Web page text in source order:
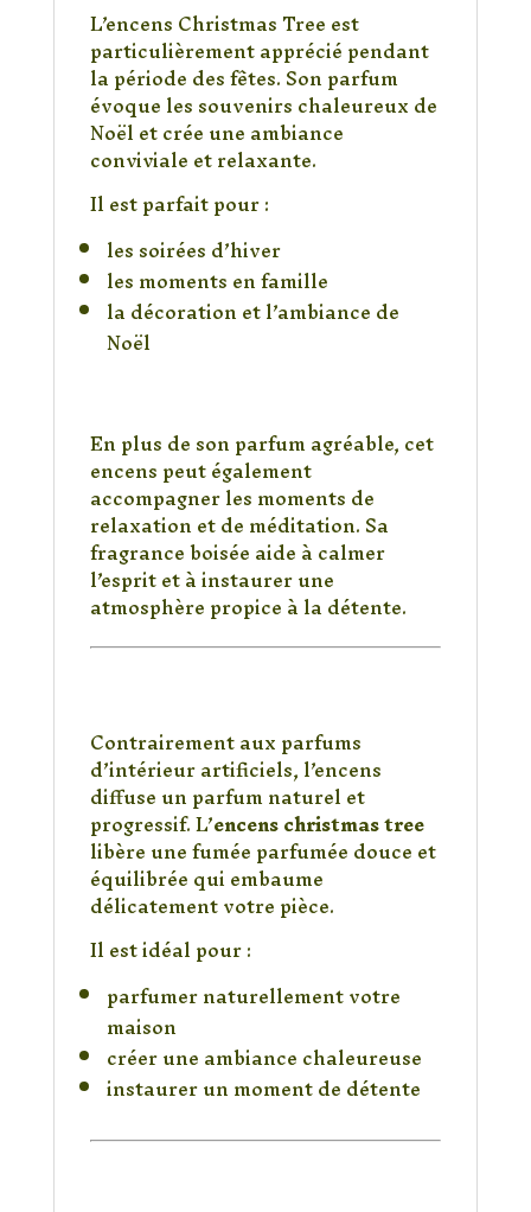
L’encens Christmas Tree est
particulièrement apprécié pendant
la période des fêtes. Son parfum
évoque les souvenirs chaleureux de
Noël et crée une ambiance
conviviale et relaxante.
Il est parfait pour :
les soirées d’hiver
les moments en famille
la décoration et l’ambiance de
Noël
En plus de son parfum agréable, cet
encens peut également
accompagner les moments de
relaxation et de méditation. Sa
fragrance boisée aide à calmer
l’esprit et à instaurer une
atmosphère propice à la détente.
Un encens parfait pour
Contrairement aux parfums
d’intérieur artificiels, l’encens
diffuse un parfum naturel et
progressif. L’encens christmas tree
libère une fumée parfumée douce et
équilibrée qui embaume
délicatement votre pièce.
Il est idéal pour :
parfumer naturellement votre
maison
créer une ambiance chaleureuse
instaurer un moment de détente
Comment utiliser